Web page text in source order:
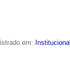
em: Institucional